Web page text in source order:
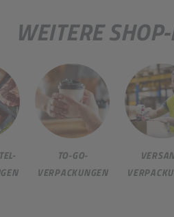
WEITERE
TO-GO-
VERPACKUNGEN